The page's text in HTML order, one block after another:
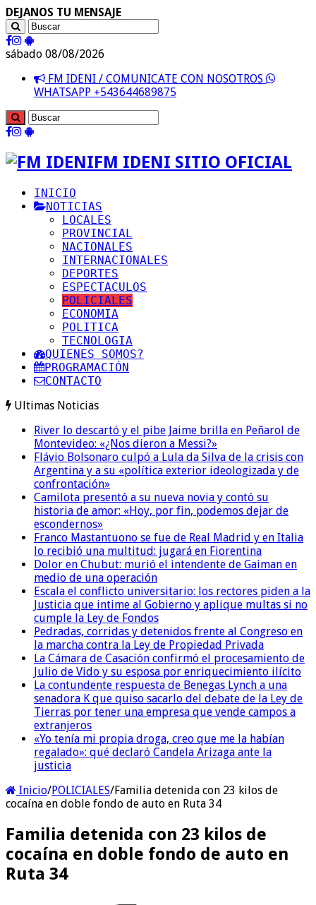
DEJANOS TU MENSAJE
sábado 08/08/2026
FM IDENI / COMUNICATE CON NOSOTROS
WHATSAPP +543644689875
FM IDENI SITIO OFICIAL
INICIO
NOTICIAS
LOCALES
PROVINCIAL
NACIONALES
INTERNACIONALES
DEPORTES
ESPECTACULOS
POLICIALES
ECONOMIA
POLITICA
TECNOLOGIA
QUIENES SOMOS?
PROGRAMACIÓN
CONTACTO
Ultimas Noticias
River lo descartó y el pibe Jaime brilla en Peñarol de
Montevideo: «¿Nos dieron a Messi?»
Flávio Bolsonaro culpó a Lula da Silva de la crisis con
Argentina y a su «política exterior ideologizada y de
confrontación»
Camilota presentó a su nueva novia y contó su
historia de amor: «Hoy, por fin, podemos dejar de
escondernos»
Franco Mastantuono se fue de Real Madrid y en Italia
lo recibió una multitud: jugará en Fiorentina
Dolor en Chubut: murió el intendente de Gaiman en
medio de una operación
Escala el conflicto universitario: los rectores piden a la
Justicia que intime al Gobierno y aplique multas si no
cumple la Ley de Fondos
Pedradas, corridas y detenidos frente al Congreso en
la marcha contra la Ley de Propiedad Privada
La Cámara de Casación confirmó el procesamiento de
Julio de Vido y su esposa por enriquecimiento ilícito
La contundente respuesta de Benegas Lynch a una
senadora K que quiso sacarlo del debate de la Ley de
Tierras por tener una empresa que vende campos a
extranjeros
«Yo tenía mi propia droga, creo que me la habían
regalado»: qué declaró Candela Arizaga ante la
justicia
Inicio/POLICIALES/Familia detenida con 23 kilos de
cocaína en doble fondo de auto en Ruta 34
Familia detenida con 23 kilos de
cocaína en doble fondo de auto en
Ruta 34